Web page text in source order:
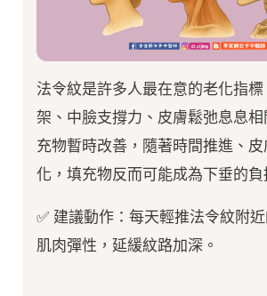
法令紋是許多人最在意的老化指
架、中臉支撐力、皮膚鬆弛息息
充物暫時改善，隨著時間推進、
化，填充物反而可能成為下垂的負
✅ 建議動作：每天輕推法令紋附
肌肉彈性，延緩紋路加深。